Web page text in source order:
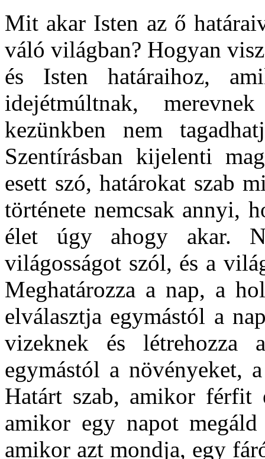
Mit akar Isten az ő
váló világban? Hogyan
és Isten határaihoz,
idejétmúltnak,
kezünkben nem
Szentírásban kijelenti
esett szó, határokat szab
története nemcsak annyi,
élet úgy ahogy akar.
világosságot szól, és a
Meghatározza a nap, a
elválasztja egymástól a
vizeknek és létrehozza
egymástól a növényeket,
Határt szab, amikor férfit
amikor egy napot
amikor azt mondja, egy